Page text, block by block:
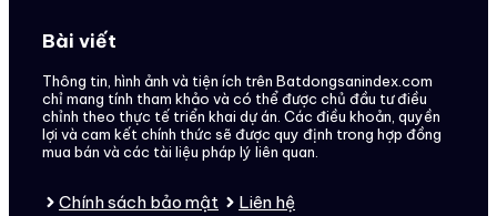
Bài viết
Thông tin, hình ảnh và tiện ích trên Batdongsanindex.com
chỉ mang tính tham khảo và có thể được chủ đầu tư điều
chỉnh theo thực tế triển khai dự án. Các điều khoản, quyền
lợi và cam kết chính thức sẽ được quy định trong hợp đồng
mua bán và các tài liệu pháp lý liên quan.
Chính sách bảo mật Liên hệ